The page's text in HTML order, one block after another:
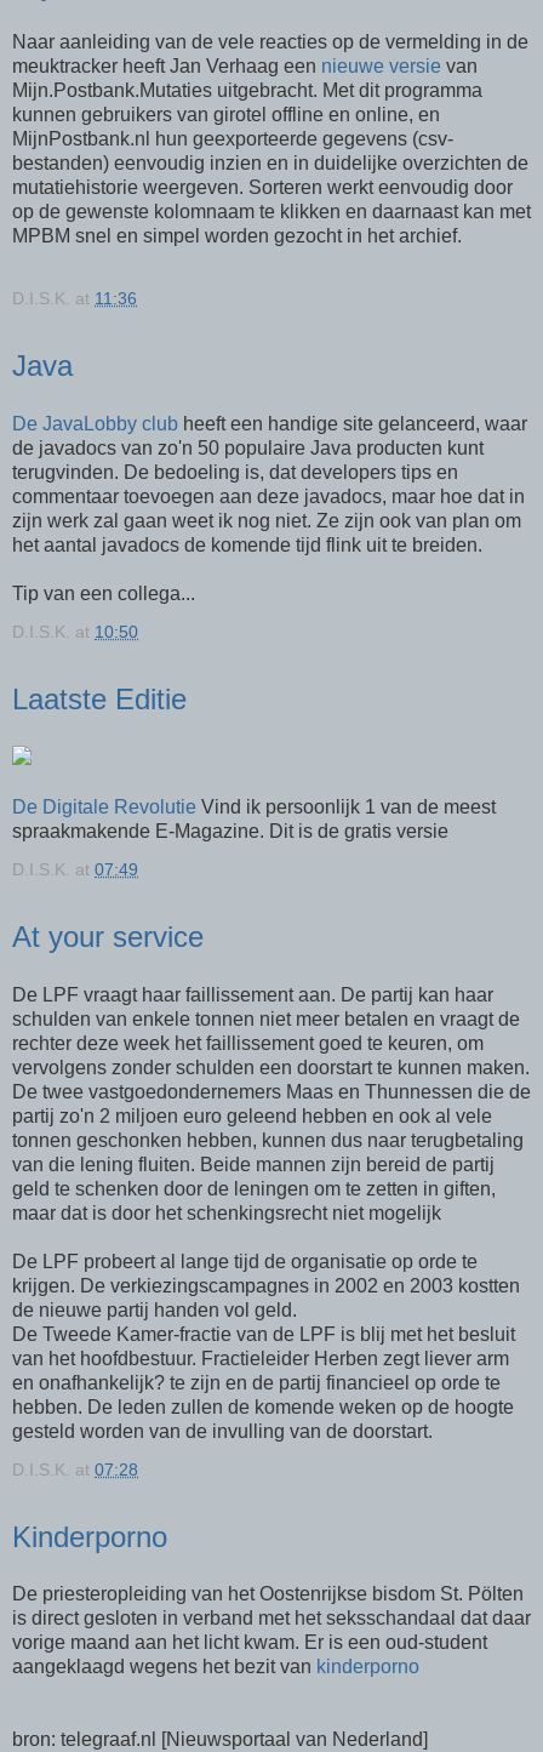
Naar aanleiding van de vele reacties op de vermelding in de
meuktracker heeft Jan Verhaag een nieuwe versie van
Mijn.Postbank.Mutaties uitgebracht. Met dit programma
kunnen gebruikers van girotel offline en online, en
MijnPostbank.nl hun geexporteerde gegevens (csv-
bestanden) eenvoudig inzien en in duidelijke overzichten de
mutatiehistorie weergeven. Sorteren werkt eenvoudig door
op de gewenste kolomnaam te klikken en daarnaast kan met
MPBM snel en simpel worden gezocht in het archief.
D.I.S.K. at 11:36
Java
De JavaLobby club heeft een handige site gelanceerd, waar
de javadocs van zo'n 50 populaire Java producten kunt
terugvinden. De bedoeling is, dat developers tips en
commentaar toevoegen aan deze javadocs, maar hoe dat in
zijn werk zal gaan weet ik nog niet. Ze zijn ook van plan om
het aantal javadocs de komende tijd flink uit te breiden.
Tip van een collega...
D.I.S.K. at 10:50
Laatste Editie
De Digitale Revolutie Vind ik persoonlijk 1 van de meest
spraakmakende E-Magazine. Dit is de gratis versie
D.I.S.K. at 07:49
At your service
De LPF vraagt haar faillissement aan. De partij kan haar
schulden van enkele tonnen niet meer betalen en vraagt de
rechter deze week het faillissement goed te keuren, om
vervolgens zonder schulden een doorstart te kunnen maken.
De twee vastgoedondernemers Maas en Thunnessen die de
partij zo'n 2 miljoen euro geleend hebben en ook al vele
tonnen geschonken hebben, kunnen dus naar terugbetaling
van die lening fluiten. Beide mannen zijn bereid de partij
geld te schenken door de leningen om te zetten in giften,
maar dat is door het schenkingsrecht niet mogelijk
De LPF probeert al lange tijd de organisatie op orde te
krijgen. De verkiezingscampagnes in 2002 en 2003 kostten
de nieuwe partij handen vol geld.
De Tweede Kamer-fractie van de LPF is blij met het besluit
van het hoofdbestuur. Fractieleider Herben zegt liever arm
en onafhankelijk? te zijn en de partij financieel op orde te
hebben. De leden zullen de komende weken op de hoogte
gesteld worden van de invulling van de doorstart.
D.I.S.K. at 07:28
Kinderporno
De priesteropleiding van het Oostenrijkse bisdom St. Pölten
is direct gesloten in verband met het seksschandaal dat daar
vorige maand aan het licht kwam. Er is een oud-student
aangeklaagd wegens het bezit van kinderporno
bron: telegraaf.nl [Nieuwsportaal van Nederland]